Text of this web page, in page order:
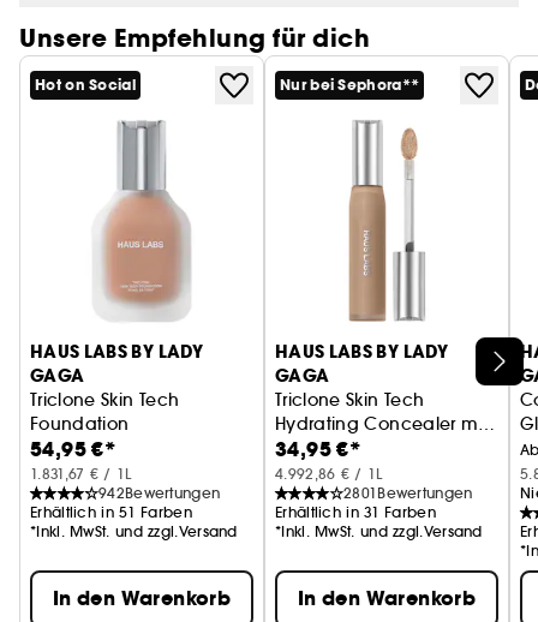
Formulierung, die ihre volle Intensität behält.
Einfache Anwendung in 3 Schritten: Gut schütteln.
Eine dünne Schicht auf die leicht geöffneten
Lippen auftragen und 15 Sekunden lang
Berührung vermeiden, damit es fixiert wird. Glanz
den ganzen Tag.
Unsere Empfehlung für dich
Hot on Social
HAUS LABS BY LADY
GAGA
Triclone Skin Tech
Foundation
Mittlere Deckkraft mit fermentierter Arnika
54,95 €*
1.831,67 € / 1L
942Bewertungen
Erhältlich in 51 Farben
*Inkl. MwSt. und zzgl.Versand
In den Warenkorb
Nur bei Sephora**
HAUS LABS BY LADY
GAGA
Triclone Skin Tech
Hydrating Concealer mit
fermentierter Arnika
Concealer
34,95 €*
4.992,86 € / 1L
2801 Bewertungen
Erhältlich in 31 Farben
*Inkl. MwSt. und zzgl.Versand
In den Warenkorb